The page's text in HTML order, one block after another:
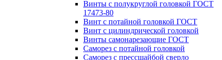
Винты с полукруглой головкой ГОСТ
17473-80
Винт с потайной головкой ГОСТ
Винт с цилиндрической головкой
Винты самонарезающие ГОСТ
Саморез с потайной головкой
Саморез с прессшайбой сверло